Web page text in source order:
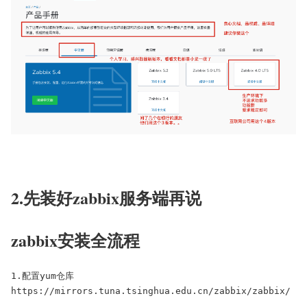
2.先装好zabbix服务端再说
zabbix安装全流程
1.配置yum仓库
https://mirrors.tuna.tsinghua.edu.cn/zabbix/zabbix/